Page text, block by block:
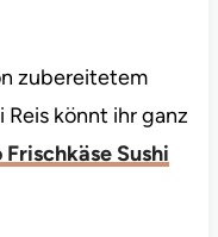
zubereitetem
Reis könnt ihr ganz
Sushi